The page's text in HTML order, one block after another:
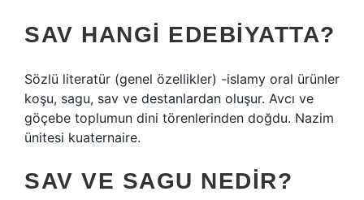
SAV HANGI EDEBIYATTA?
Sözlü literatür (genel özellikler) -islamy oral ürünler
koşu, sagu, sav ve destanlardan oluşur. Avcı ve
göçebe toplumun dini törenlerinden doğdu. Nazim
ünitesi kuaternaire.
SAV VE SAGU NEDIR?